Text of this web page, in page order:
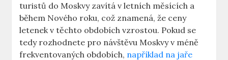
turistů do Moskvy zavítá v letních měsících a
během Nového roku, což znamená, že ceny
letenek v těchto obdobích vzrostou. Pokud se
tedy rozhodnete pro návštěvu Moskvy v méně
frekventovaných obdobích, například na jaře